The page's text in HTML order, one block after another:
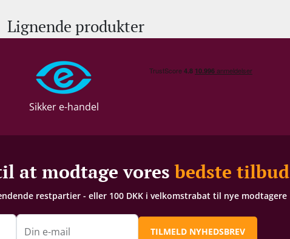
Lignende produkter
Sikker e-handel
at modtage voresbedste tilbud
restpartier - eller 100 DKK i velkomstrabat til nye modtagere
Din e-mail TILMELD NYHEDSBREV